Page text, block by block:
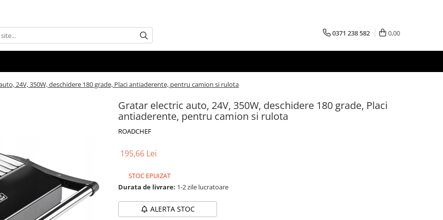
0371 238 582 0,00
24V, 350W, deschidere 180 grade, Placi antiaderente, pentru camion si rulota
Gratar electric auto, 24V, 350W, deschidere 180 grade, Placi
antiaderente, pentru camion si rulota
ROADCHEF
195,66 Lei
STOC EPUIZAT
Durata de livrare: 1-2 zile lucratoare
ALERTA STOC